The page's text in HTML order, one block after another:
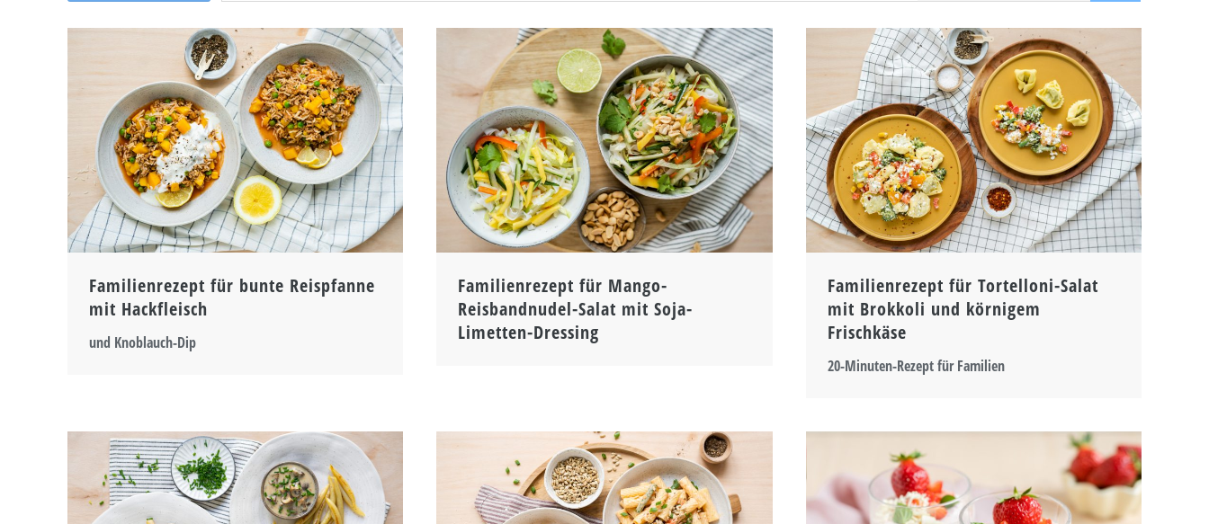
Familienrezept für bunte Reispfanne
mit Hackfleisch
und Knoblauch-Dip
Familienrezept für Mango-
Reisbandnudel-Salat mit Soja-
Limetten-Dressing
Familienrezept für Tortelloni-Salat
mit Brokkoli und körnigem
Frischkäse
20-Minuten-Rezept für Familien